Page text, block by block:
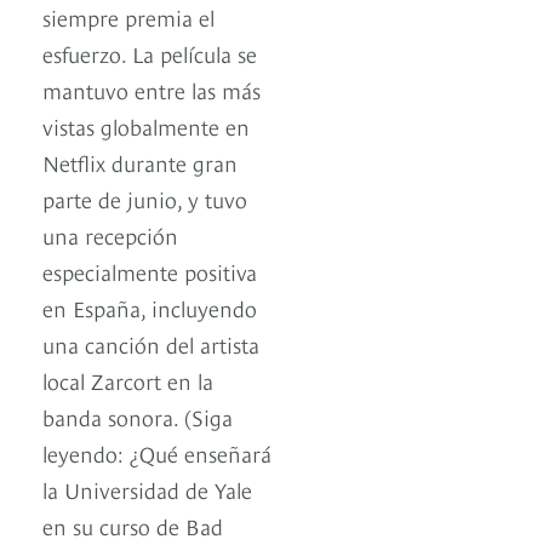
siempre premia el
esfuerzo. La película se
mantuvo entre las más
vistas globalmente en
Netflix durante gran
parte de junio, y tuvo
una recepción
especialmente positiva
en España, incluyendo
una canción del artista
local Zarcort en la
banda sonora. (Siga
leyendo: ¿Qué enseñará
la Universidad de Yale
en su curso de Bad